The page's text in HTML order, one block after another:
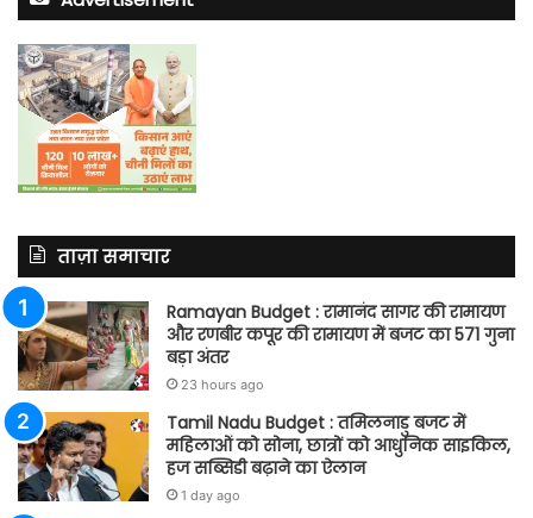
ताज़ा समाचार
Ramayan Budget : रामानंद सागर की रामायण
और रणबीर कपूर की रामायण में बजट का 571 गुना
बड़ा अंतर
23 hours ago
Tamil Nadu Budget : तमिलनाडु बजट में
महिलाओं को सोना, छात्रों को आधुनिक साइकिल,
हज सब्सिडी बढ़ाने का ऐलान
1 day ago